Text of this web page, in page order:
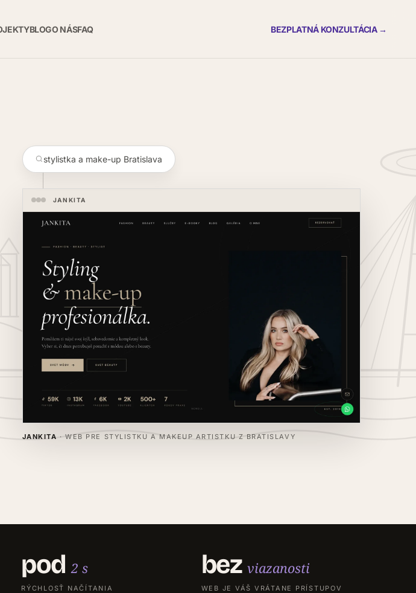
BLOGO NÁSFAQ BEZPLATNÁ KONZULTÁCIA →
stylistka a make-up Bratislava
JANKITA
JANKITA · WEB PRE STYLISTKU A MAKEUP ARTISTKU Z BRATISLAVY
pod2 s
RÝCHLOSŤ NAČÍTANIA
bezviazanosti
WEB JE VÁŠ VRÁTANE PRÍSTUPOV